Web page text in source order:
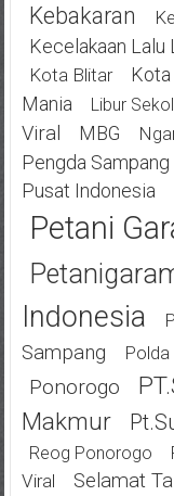
Kebakaran
Kecelakaan Lalu
Kota Blitar
Mania
Libur
Viral
MBG
Pengda Sampang
Pusat Indonesia
Petani
Indonesia
Sampang
Ponorogo
Makmur
Reog Ponorogo
Viral
Selamat